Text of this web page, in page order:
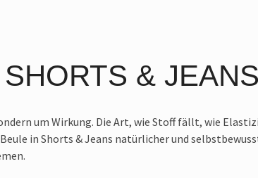
&
um Wirkung. Die Art, wie Stoff fällt, wie
in Shorts & Jeans natürlicher und